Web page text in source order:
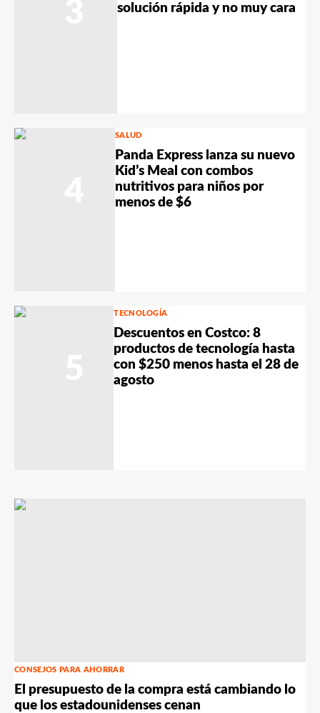
solución rápida y no muy cara
SALUD
Panda Express lanza su nuevo
Kid’s Meal con combos
nutritivos para niños por
menos de $6
TECNOLOGÍA
Descuentos en Costco: 8
productos de tecnología hasta
con $250 menos hasta el 28 de
agosto
CONSEJOS PARA AHORRAR
El presupuesto de la compra está cambiando lo
que los estadounidenses cenan